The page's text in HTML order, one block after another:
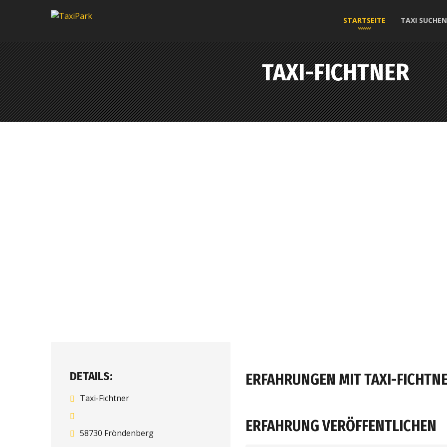
STARTSEITE TAXI SUCHEN
TAXI-FICHTNER
DETAILS:
Taxi-Fichtner
58730 Fröndenberg
ERFAHRUNGEN MIT TAXI-
ERFAHRUNG VERÖFFENTLICHEN